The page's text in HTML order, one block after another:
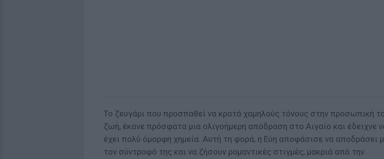
Το ζευγάρι που προσπαθεί να κρατά χαμηλούς τόνους στην προσωπική
ζωή, έκανε πρόσφατα μια ολιγοήμερη απόδραση στο Αιγαίο και έδειχνε
έχει πολύ όμορφη χημεία. Αυτή τη φορά, η Εύη αποφάσισε να αποδράσει
τον σύντροφό της και να ζήσουν ρομαντικές στιγμές, μακριά από την